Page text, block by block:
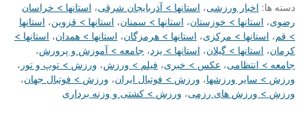
دسته ها: اخبار ورزشی، استانها > آذربایجان شرقی، استانها > خراسان
رضوی، استانها > خوزستان، استانها > سمنان، استانها > قزوین، استانها
> قم، استانها > مرکزی، استانها > هرمزگان، استانها > همدان، استانها >
کرمان، استانها > گیلان، استانها > یزد، جامعه > آموزش و پرورش،
جامعه > انتظامی، عکس > خبری، فیلم > ورزش، ورزش > توپ و تور ،
ورزش > سایر ورزشها، ورزش > فوتبال ایران، ورزش > فوتبال جهان،
ورزش > ورزش های رزمی، ورزش > کشتی و وزنه برداری